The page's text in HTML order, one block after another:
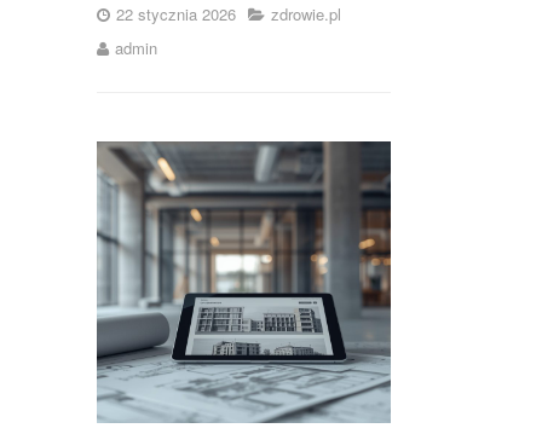
22 stycznia 2026
zdrowie.pl
admin